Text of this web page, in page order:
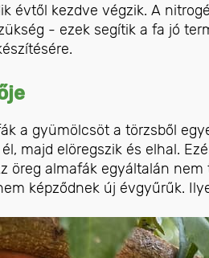
évtől kezdve végzik. A
- ezek segítik a fa jó
a gyümölcsöt a törzsből
majd elöregszik és elhal.
öreg almafák egyáltalán
képződnek új évgyűrűk.